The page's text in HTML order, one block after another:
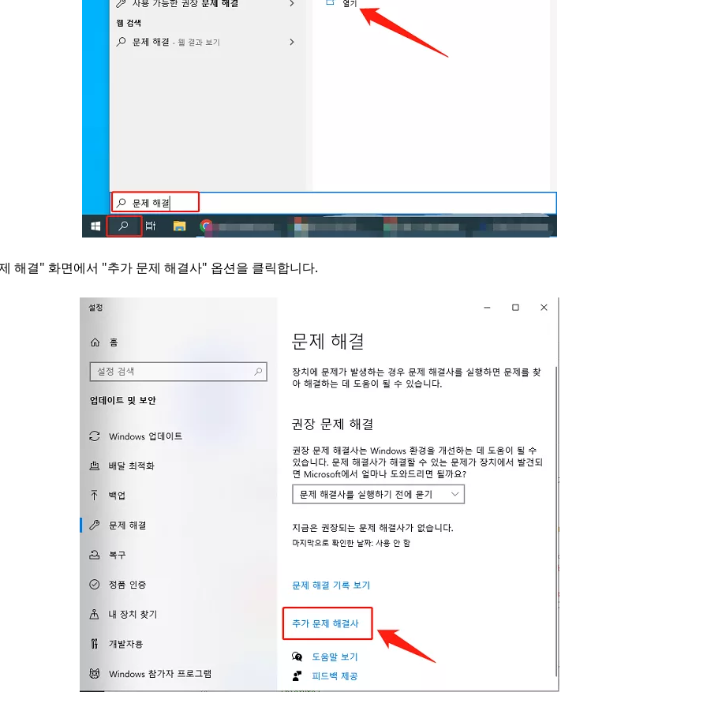
해결" 화면에서 "추가 문제 해결사" 옵션을 클릭합니다.